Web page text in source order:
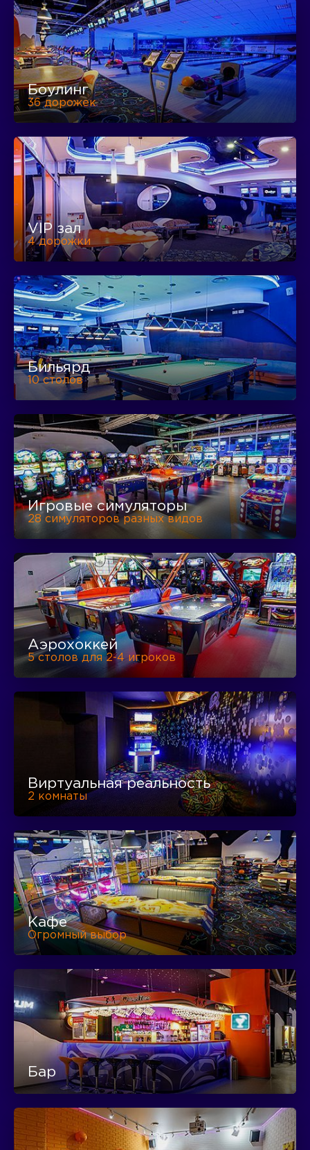
Боулинг
36 дорожек
VIP зал
4 дорожки
Бильярд
10 столов
Игровые симуляторы
28 симуляторов разных видов
Аэрохоккей
5 столов для 2-4 игроков
Виртуальная реальность
2 комнаты
Кафе
Огромный выбор
Бар